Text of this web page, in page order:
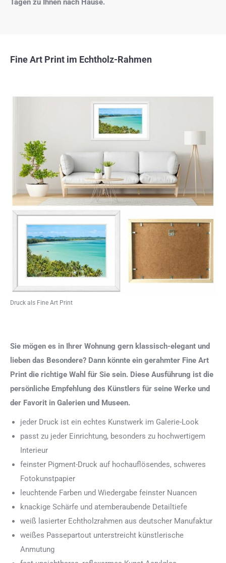
Tagen zu Ihnen nach Hause.
Fine Art Print im Echtholz-Rahmen
Druck als Fine Art Print
Sie mögen es in Ihrer Wohnung gern klassisch-elegant und
lieben das Besondere? Dann könnte ein gerahmter Fine Art
Print die richtige Wahl für Sie sein. Diese Ausführung ist die
persönliche Empfehlung des Künstlers für seine Werke und
der Favorit in Galerien und Museen.
jeder Druck ist ein echtes Kunstwerk im Galerie-Look
passt zu jeder Einrichtung, besonders zu hochwertigem
Interieur
feinster Pigment-Druck auf hochauflösendes, schweres
Fotokunstpapier
leuchtende Farben und Wiedergabe feinster Nuancen
knackige Schärfe und atemberaubende Detailtiefe
weiß lasierter Echtholzrahmen aus deutscher Manufaktur
weißes Passepartout unterstreicht künstlerische
Anmutung